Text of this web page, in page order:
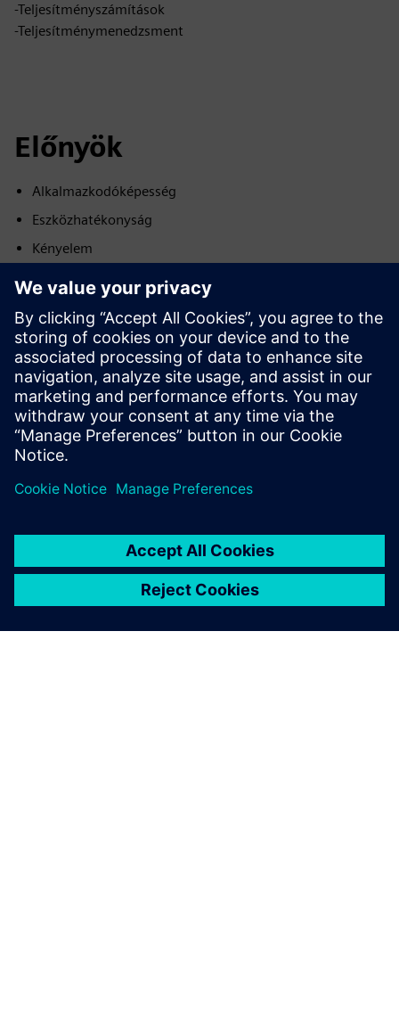
-Teljesítményszámítások
-Teljesítménymenedzsment
Előnyök
Alkalmazkodóképesség
Eszközhatékonyság
Kényelem
Energiahatékonyság
Biztonság
Helyhatékonyság
Felhasználói hatékonyság
Sustainability